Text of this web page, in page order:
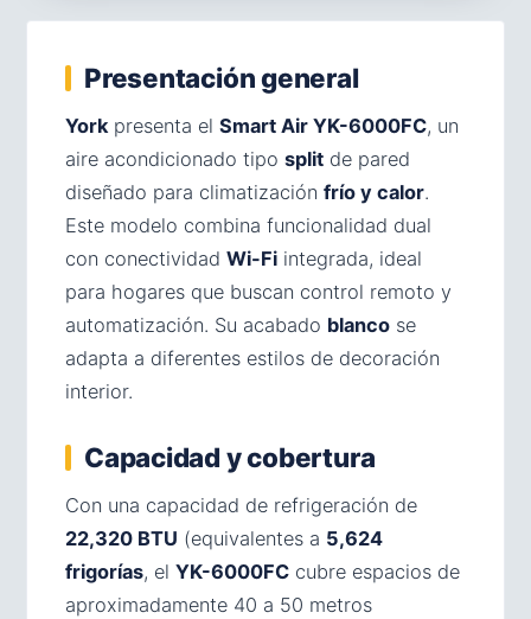
Presentación general
Yorkpresenta el Smart Air YK-6000FC, un
aire acondicionado tipo split de pared
diseñado para climatización frío y calor.
Este modelo combina funcionalidad dual
con conectividad Wi-Fi integrada, ideal
para hogares que buscan control remoto y
automatización. Su acabado blanco se
adapta a diferentes estilos de decoración
interior.
Capacidad y cobertura
Con una capacidad de refrigeración de
22,320 BTU (equivalentes a 5,624
frigorías, el YK-6000FC cubre espacios de
aproximadamente 40 a 50 metros